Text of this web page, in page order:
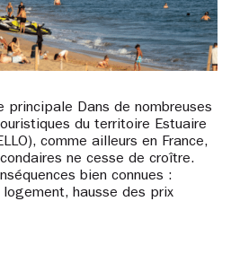
principale Dans de nombreuses
du territoire Estuaire
comme ailleurs en France,
ne cesse de croître.
bien connues :
hausse des prix